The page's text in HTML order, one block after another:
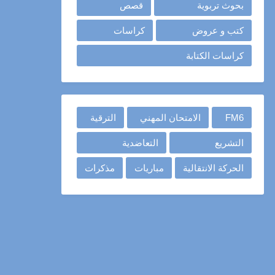
بحوث تربوية قصص
كتب و عروض كراسات
كراسات الكتابة
FM6 الامتحان المهني الترقية
التشريع التعاضدية
الحركة الانتقالية مباريات مذكرات